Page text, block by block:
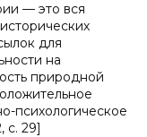
— это вся
для
на
природной
психологическое
с. 29]